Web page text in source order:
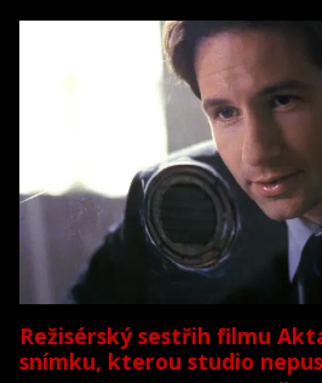
novodobých dějin.
Režisérský sestřih filmu
snímku, kterou studio